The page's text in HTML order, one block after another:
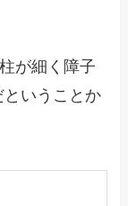
が細く障子
いうことか